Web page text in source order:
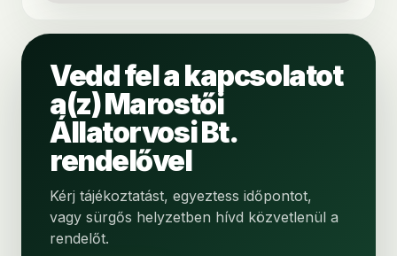
Vedd fel a kapcsolatot
a(z) Marostői
Állatorvosi Bt.
rendelővel
Kérj tájékoztatást, egyeztess időpontot,
vagy sürgős helyzetben hívd közvetlenül a
rendelőt.